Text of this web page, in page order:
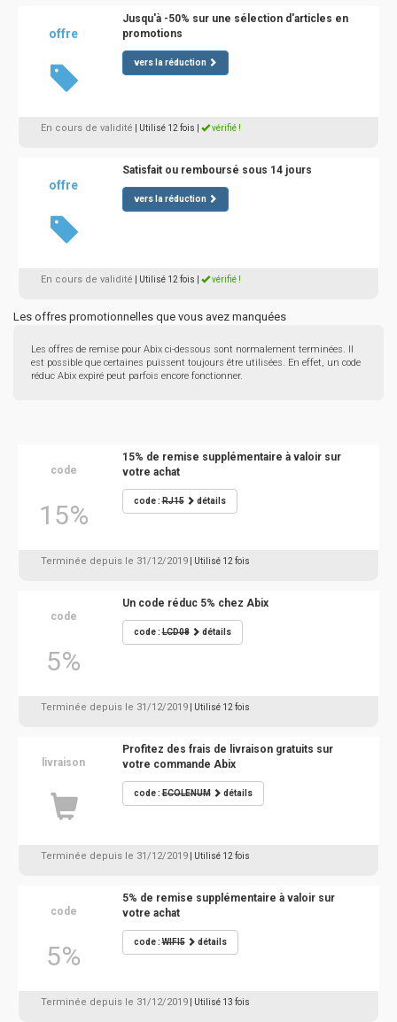
offre
Jusqu'à -50% sur une sélection d'articles en
promotions
vers la réduction
En cours de validité | Utilisé 12 fois vérifié !
offre
Satisfait ou remboursé sous 14 jours
vers la réduction
En cours de validité | Utilisé 12 fois vérifié !
Les offres promotionnelles que vous avez manquées
Les offres de remise pour Abix ci-dessous sont normalement terminées. Il
est possible que certaines puissent toujours être utilisées. En effet, un code
réduc Abix expiré peut parfois encore fonctionner.
code
15%
15% de remise supplémentaire à valoir sur
votre achat
code :RJ15 détails
Terminée depuis le 31/12/2019 | Utilisé 12 fois
code
5%
Un code réduc 5% chez Abix
code :LCD08 détails
Terminée depuis le 31/12/2019 | Utilisé 12 fois
livraison
Profitez des frais de livraison gratuits sur
votre commande Abix
code :ECOLENUM détails
Terminée depuis le 31/12/2019 | Utilisé 12 fois
code
5%
5% de remise supplémentaire à valoir sur
votre achat
code :WIFI5 détails
Terminée depuis le 31/12/2019 | Utilisé 13 fois